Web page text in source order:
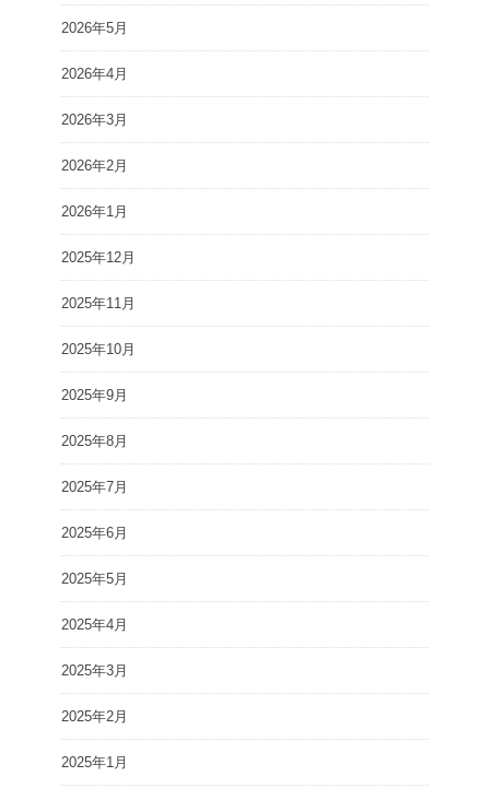
2026年5月
2026年4月
2026年3月
2026年2月
2026年1月
2025年12月
2025年11月
2025年10月
2025年9月
2025年8月
2025年7月
2025年6月
2025年5月
2025年4月
2025年3月
2025年2月
2025年1月